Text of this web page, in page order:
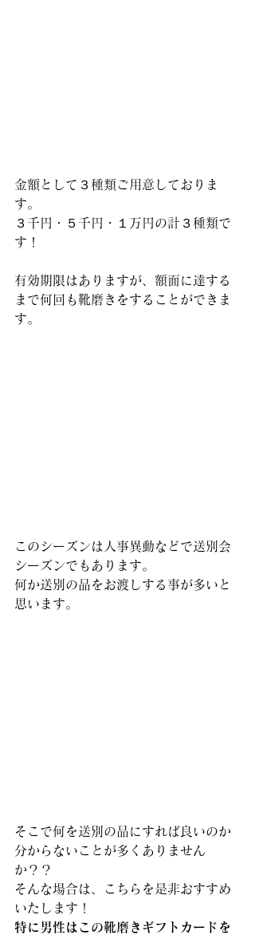
金額として３種類ご用意しておりま
す。
３千円・５千円・１万円の計３種類で
す！
有効期限はありますが、額面に達する
まで何回も靴磨きをすることができま
す。
このシーズンは人事異動などで送別会
シーズンでもあります。
何か送別の品をお渡しする事が多いと
思います。
そこで何を送別の品にすれば良いのか
分からないことが多くありません
か？？
そんな場合は、こちらを是非おすすめ
いたします！
特に男性はこの靴磨きギフトカードを